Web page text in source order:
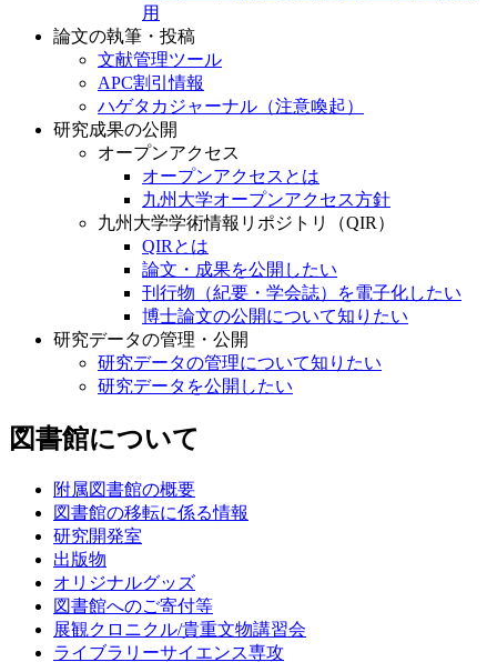
用
論文の執筆・投稿
文献管理ツール
APC割引情報
ハゲタカジャーナル（注意喚起）
研究成果の公開
オープンアクセス
オープンアクセスとは
九州大学オープンアクセス方針
九州大学学術情報リポジトリ（QIR）
QIRとは
論文・成果を公開したい
刊行物（紀要・学会誌）を電子化したい
博士論文の公開について知りたい
研究データの管理・公開
研究データの管理について知りたい
研究データを公開したい
図書館について
附属図書館の概要
図書館の移転に係る情報
研究開発室
出版物
オリジナルグッズ
図書館へのご寄付等
展観クロニクル/貴重文物講習会
ライブラリーサイエンス専攻